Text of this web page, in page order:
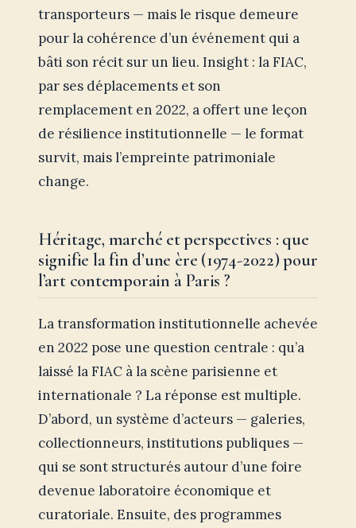
transporteurs — mais le risque demeure
pour la cohérence d’un événement qui a
bâti son récit sur un lieu. Insight : la FIAC,
par ses déplacements et son
remplacement en 2022, a offert une leçon
de résilience institutionnelle — le format
survit, mais l’empreinte patrimoniale
change.
Héritage, marché et perspectives : que
signifie la fin d’une ère (1974-2022) pour
l’art contemporain à Paris ?
La transformation institutionnelle achevée
en 2022 pose une question centrale : qu’a
laissé la FIAC à la scène parisienne et
internationale ? La réponse est multiple.
D’abord, un système d’acteurs — galeries,
collectionneurs, institutions publiques —
qui se sont structurés autour d’une foire
devenue laboratoire économique et
curatoriale. Ensuite, des programmes